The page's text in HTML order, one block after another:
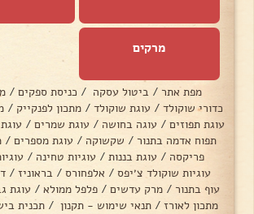
מרקים
מפת אתר / ביטול עסקה / כניסת ספקים /
כדורי שוקולד / עוגת שוקולד / מתכון לפנקייק /
עוגת תפוזים / עוגה בחושה / עוגת שמרים /
תפוח אדמה בתנור / שקשוקה / עוגת מספרים /
פריקסה / עוגת בננות / עוגיות טחינה /
עוגיות שוקולד צ׳יפס / אלפחורס / בראוניז /
עוף בתנור / מרק עדשים / פלפל ממולא / עוגת
מתכון לאורז / תנאי שימוש - תקנון / תכנית